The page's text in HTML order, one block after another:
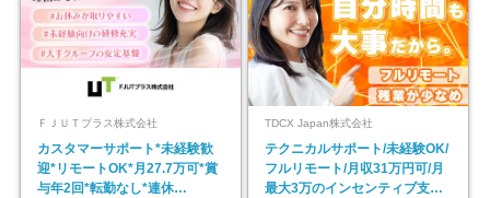
ＦＪＵＴプラス株式会社
カスタマーサポート*未経験歓
迎*リモートOK*月27.7万可*賞
与年2回*転勤なし*連休
TDCX Japan株式会社
テクニカルサポート/未経験OK/
フルリモート/月収31万円可/月
最大3万のインセンティブ支給/